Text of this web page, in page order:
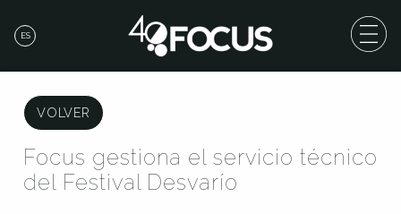
ES
VOLVER
Focus gestiona el servicio técnico
del Festival Desvarío